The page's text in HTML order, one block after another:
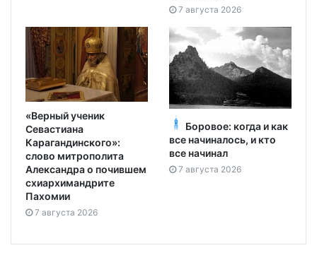
7 августа 2026
«Верный ученик
Севастиана
Карагандинского»:
слово митрополита
Александра о почившем
схиархимандрите
Пахомии
7 августа 2026
Боровое: когда и как
все начиналось, и кто
все начинал
7 августа 2026